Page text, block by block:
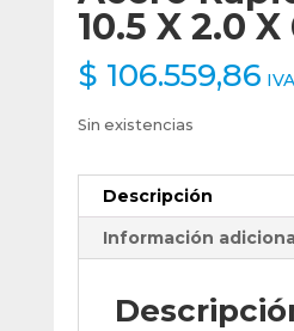
10.5 X 2.0
$ 106.559,86
Sin existencias
Descripción
Información